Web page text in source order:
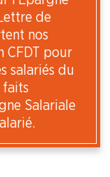
de
nos
CFDT pour
salariés du
faits
Salariale